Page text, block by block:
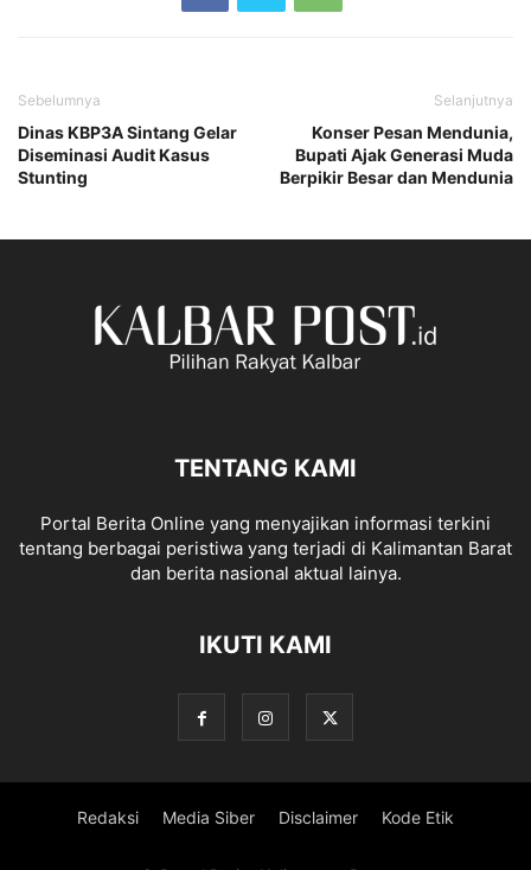
Sebelumnya
Dinas KBP3A Sintang Gelar
Diseminasi Audit Kasus
Stunting
Selanjutnya
Konser Pesan Mendunia,
Bupati Ajak Generasi Muda
Berpikir Besar dan Mendunia
TENTANG KAMI
Portal Berita Online yang menyajikan informasi terkini
tentang berbagai peristiwa yang terjadi di Kalimantan Barat
dan berita nasional aktual lainya.
IKUTI KAMI
Redaksi Media Siber Disclaimer Kode Etik